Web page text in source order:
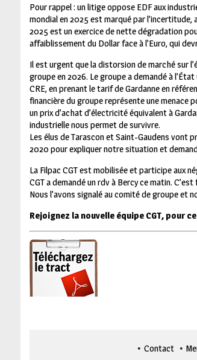
Pour rappel : un litige oppose EDF aux
mondial en 2025 est marqué par l’incertitude,
2025 est un exercice de nette dégradation
affaiblissement du Dollar face à l’Euro, qui
Il est urgent que la distorsion de marché sur
groupe en 2026. Le groupe a demandé à
CRE, en prenant le tarif de Gardanne en
financière du groupe représente une menace
un prix d’achat d’électricité équivalent à
industrielle nous permet de survivre.
Les élus de Tarascon et Saint-Gaudens vont
2020 pour expliquer notre situation et
La Filpac CGT est mobilisée et participe aux
CGT a demandé un rdv à Bercy ce matin.
Nous l’avons signalé au comité de groupe et
Rejoignez la nouvelle équipe CGT, pour
Contact